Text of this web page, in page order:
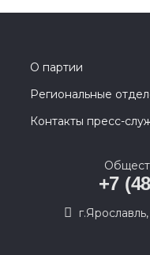
О партии
Региональные
Контакты пресс-
+7